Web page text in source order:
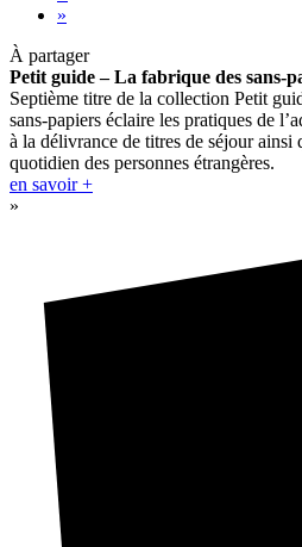
»
À partager
Petit guide – La fabrique des sans-
Septième titre de la collection Petit
sans-papiers éclaire les pratiques de
à la délivrance de titres de séjour ainsi
quotidien des personnes étrangères.
en savoir +
»